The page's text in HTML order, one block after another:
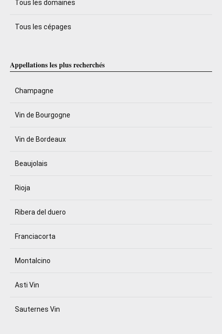
Tous les domaines
Tous les cépages
Appellations les plus recherchés
Champagne
Vin de Bourgogne
Vin de Bordeaux
Beaujolais
Rioja
Ribera del duero
Franciacorta
Montalcino
Asti Vin
Sauternes Vin